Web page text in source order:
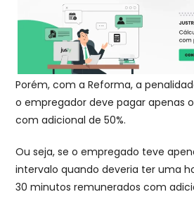
Porém, com a Reforma, a
o empregador deve pagar apenas
com adicional de 50%.
Ou seja, se o empregado teve
intervalo quando deveria ter uma
30 minutos remunerados com